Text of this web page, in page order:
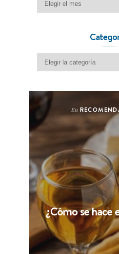
Categorías
En
¿Cómo se hace